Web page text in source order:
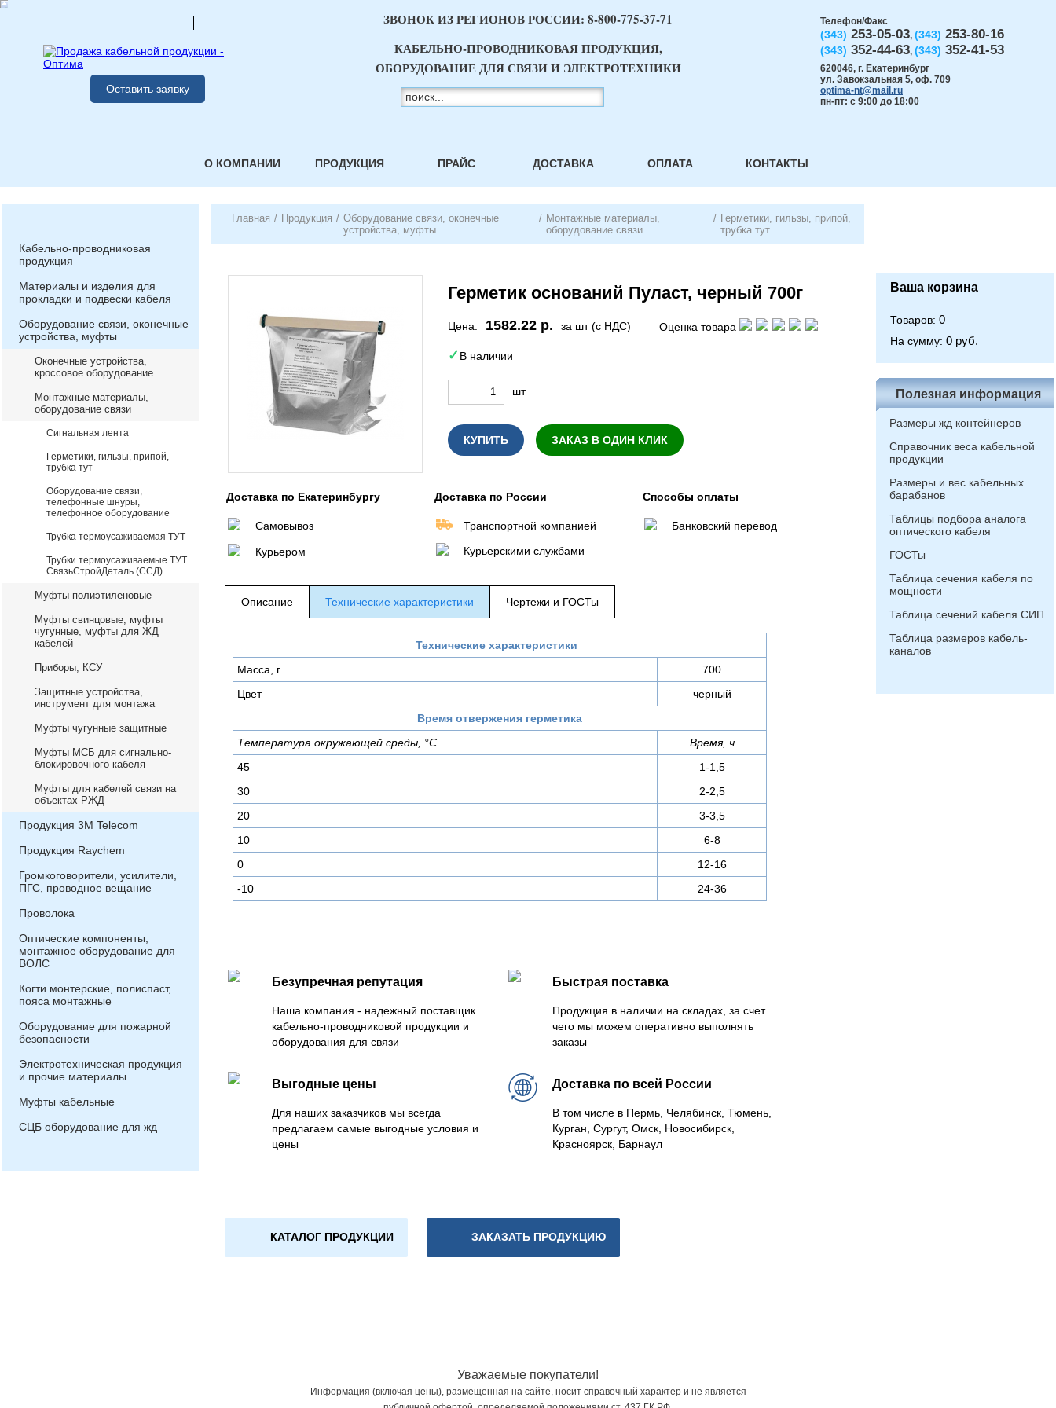
Оставить заявку
Телефон/Факс
(343) 253-05-03, (343) 253-80-16
(343) 352-44-63, (343) 352-41-53
620046, г. Екатеринбург
ул. Завокзальная 5, оф. 709
optima-nt@mail.ru
пн-пт: с 9:00 до 18:00
ЗВОНОК ИЗ РЕГИОНОВ РОССИИ: 8-800-775-37-71
КАБЕЛЬНО-ПРОВОДНИКОВАЯ ПРОДУКЦИЯ,
ОБОРУДОВАНИЕ ДЛЯ СВЯЗИ И ЭЛЕКТРОТЕХНИКИ
О КОМПАНИИ ПРОДУКЦИЯ ПРАЙС ДОСТАВКА ОПЛАТА КОНТАКТЫ
Кабельно-проводниковая
продукция
Материалы и изделия для
прокладки и подвески кабеля
Оборудование связи, оконечные
устройства, муфты
Оконечные устройства,
кроссовое оборудование
Монтажные материалы,
оборудование связи
Сигнальная лента
Герметики, гильзы, припой,
трубка тут
Оборудование связи,
телефонные шнуры,
телефонное оборудование
Трубка термоусаживаемая ТУТ
Трубки термоусаживаемые ТУТ
СвязьСтройДеталь (ССД)
Муфты полиэтиленовые
Муфты свинцовые, муфты
чугунные, муфты для ЖД
кабелей
Приборы, КСУ
Защитные устройства,
инструмент для монтажа
Муфты чугунные защитные
Муфты МСБ для сигнально-
блокировочного кабеля
Муфты для кабелей связи на
объектах РЖД
Продукция 3М Telecom
Продукция Raychem
Громкоговорители, усилители,
ПГС, проводное вещание
Проволока
Оптические компоненты,
монтажное оборудование для
ВОЛС
Когти монтерские, полиспаст,
пояса монтажные
Оборудование для пожарной
безопасности
Электротехническая продукция
и прочие материалы
Муфты кабельные
СЦБ оборудование для жд
Главная / Продукция / Оборудование связи, оконечные
устройства, муфты
/ Монтажные материалы,
оборудование связи
/ Герметики, гильзы, припой,
трубка тут
Герметик оснований Пуласт, черный 700г
Цена: 1582.22 р. за шт (с НДС) Оценка товара
В наличии
шт
КУПИТЬ ЗАКАЗ В ОДИН КЛИК
Доставка по Екатеринбургу
Самовывоз
Курьером
Доставка по России
Транспортной компанией
Курьерскими службами
Способы оплаты
Банковский перевод
Описание Технические характеристики Чертежи и ГОСТы
Технические характеристики
Масса, г
700
Цвет
черный
Время отвержения герметика
Температура окружающей среды, °С
Время, ч
45
1-1,5
30
2-2,5
20
3-3,5
10
6-8
0
12-16
-10
24-36
Безупречная репутация
Наша компания - надежный поставщик
кабельно-проводниковой продукции и
оборудования для связи
Быстрая поставка
Продукция в наличии на складах, за счет
чего мы можем оперативно выполнять
заказы
Выгодные цены
Для наших заказчиков мы всегда
предлагаем самые выгодные условия и
цены
Доставка по всей России
В том числе в Пермь, Челябинск, Тюмень,
Курган, Сургут, Омск, Новосибирск,
Красноярск, Барнаул
КАТАЛОГ ПРОДУКЦИИ ЗАКАЗАТЬ ПРОДУКЦИЮ
Ваша корзина
Товаров: 0
На сумму: 0 руб.
Полезная информация
Размеры жд контейнеров
Справочник веса кабельной
продукции
Размеры и вес кабельных
барабанов
Таблицы подбора аналога
оптического кабеля
ГОСТы
Таблица сечения кабеля по
мощности
Таблица сечений кабеля СИП
Таблица размеров кабель-
каналов
Уважаемые покупатели!
Информация (включая цены), размещенная на сайте, носит справочный характер и не является